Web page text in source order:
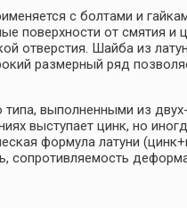
с болтами и
поверхности от смятия и
отверстия. Шайба из
размерный ряд
выполненными из
выступает цинк, но
формула латуни
сопротивляемость